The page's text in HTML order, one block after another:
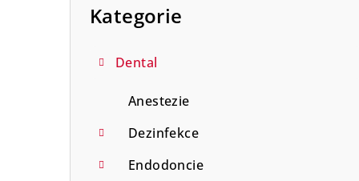
Kategorie
Dental
Anestezie
Dezinfekce
Endodoncie